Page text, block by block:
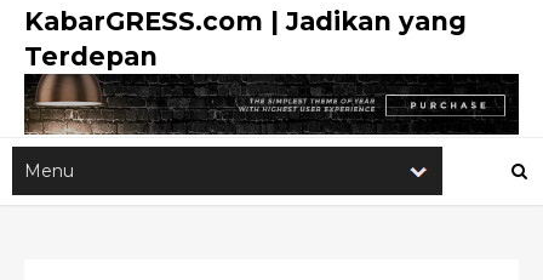
KabarGRESS.com | Jadikan yang
Terdepan